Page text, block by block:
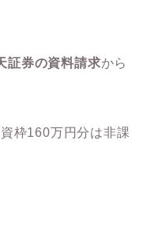
証券の資料請求から
枠160万円分は非課